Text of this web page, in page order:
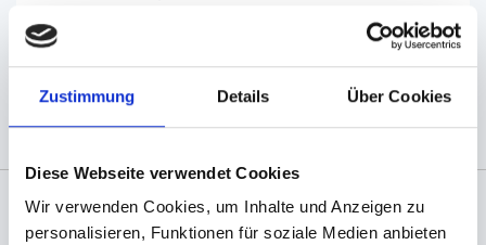
Zustimmung Details Über Cookies
Diese Webseite verwendet Cookies
Wir verwenden Cookies, um Inhalte und Anzeigen zu
personalisieren, Funktionen für soziale Medien anbieten
Angaben zur Informationspflichten der GPSR